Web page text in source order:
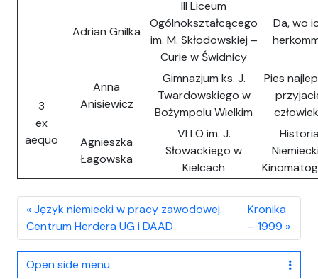
Adrian Gnilka
III Liceum
Ogólnokształcącego
im. M. Skłodowskiej –
Curie w Świdnicy
Da, wo
3
ex
aequo
Anna
Anisiewicz
Gimnazjum ks. J.
Twardowskiego w
Bożympolu Wielkim
Pies
Agnieszka
Łagowska
VI LO im. J.
Słowackiego w
Kielcach
Język niemiecki w pracy zawodowej.
Centrum Herdera UG i DAAD
Kronika
– 1999
Open side menu